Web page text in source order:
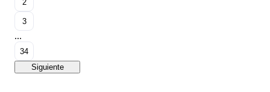
2
3
...
34
Siguiente